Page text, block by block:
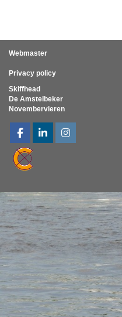
Webmaster
Privacy policy
Skiffhead
De Amstelbeker
Novembervieren